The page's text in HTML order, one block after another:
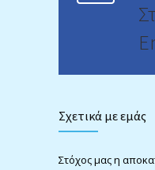
Σχετικά με εμάς
Στόχος μας η